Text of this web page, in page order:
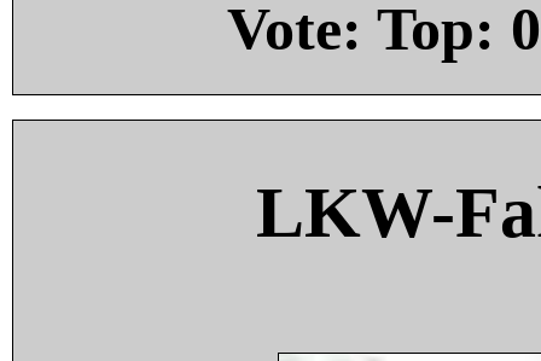
Vote: Top: 0
LKW-